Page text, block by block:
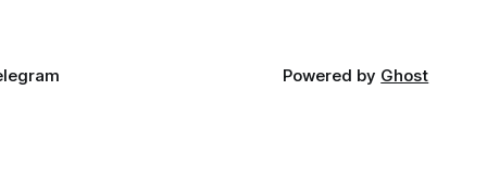
Powered by Ghost